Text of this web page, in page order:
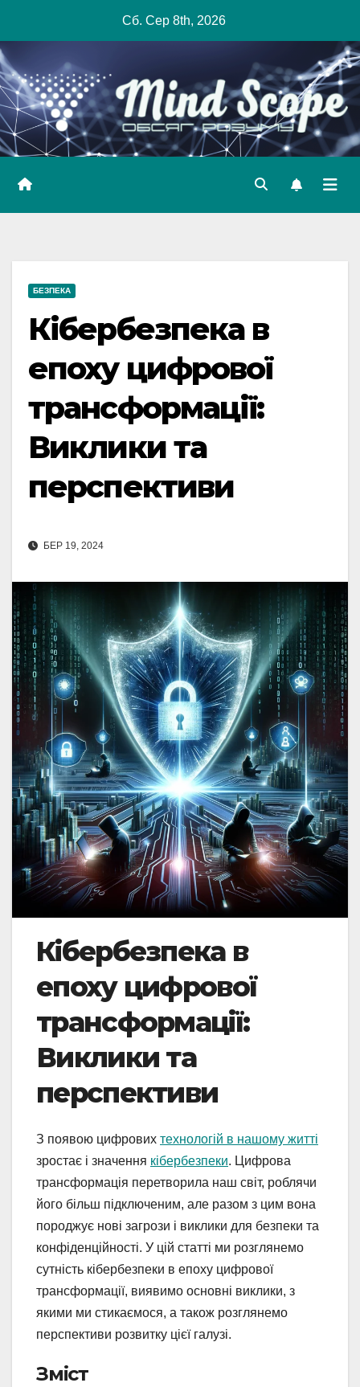
content
Сб. Сер 8th, 2026
БЕЗПЕКА
Кібербезпека в
епоху цифрової
трансформації:
Виклики та
перспективи
БЕР 19, 2024
Кібербезпека в
епоху цифрової
трансформації:
Виклики та
перспективи
З появою цифрових технологій в нашому житті
зростає і значення кібербезпеки. Цифрова
трансформація перетворила наш світ, роблячи
його більш підключеним, але разом з цим вона
породжує нові загрози і виклики для безпеки та
конфіденційності. У цій статті ми розглянемо
сутність кібербезпеки в епоху цифрової
трансформації, виявимо основні виклики, з
якими ми стикаємося, а також розглянемо
перспективи розвитку цієї галузі.
Зміст